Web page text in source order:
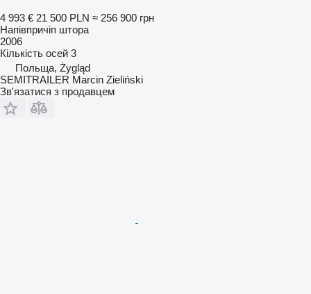
4 993 € 21 500 PLN ≈ 256 900 грн
Напівпричіп штора
2006
Кількість осей 3
Польща, Żygląd
SEMITRAILER Marcin Zieliński
Зв'язатися з продавцем